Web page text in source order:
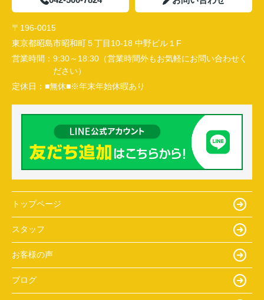
〒196-0015
東京都昭島市昭和町５丁目10-18 中野ビル１F
営業時間： 9:30～18:30（営業時間外もお気軽にお問い合わせく
ださい）
定休日： ■無休■※年末年始休暇あり
トップページ
スタッフ
お客様の声
ブログ